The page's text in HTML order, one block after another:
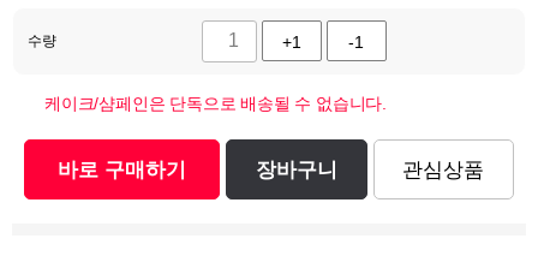
수량 +1 -1
케이크/샴페인은 단독으로 배송될 수 없습니다.
바로 구매하기 장바구니 관심상품